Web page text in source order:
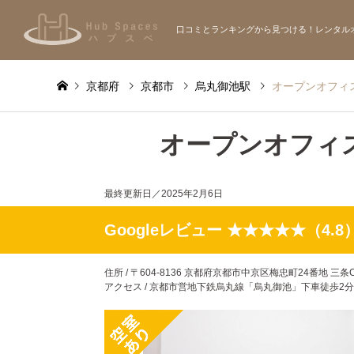
口コミとランキングから見つける！レンタル
京都府 京都市 烏丸御池駅 オープンオフィ
オープンオフィ
最終更新日／2025年2月6日
Googleレビュー ★★★★★（4.8
住所 / 〒604-8136 京都府京都市中京区梅忠町24番地 三条
アクセス / 京都市営地下鉄烏丸線「烏丸御池」下車徒歩2分